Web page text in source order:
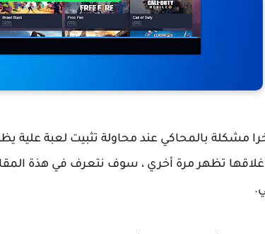
تظهر مرة أخري ، سوف نتعرف في هذة